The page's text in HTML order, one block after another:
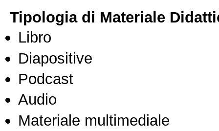
Tipologia di Materiale
Libro
Diapositive
Podcast
Audio
Materiale multimediale